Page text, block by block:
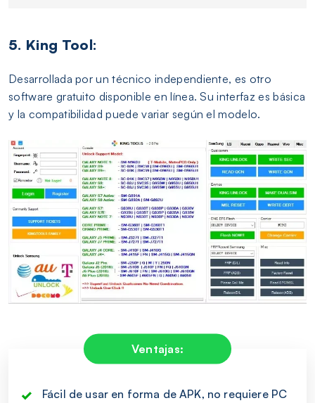
5. King Tool:
Desarrollada por un técnico independiente, es otro
software gratuito disponible en línea. Su interfaz es básica
y la compatibilidad puede variar según el modelo.
Ventajas:
Fácil de usar en forma de APK, no requiere PC